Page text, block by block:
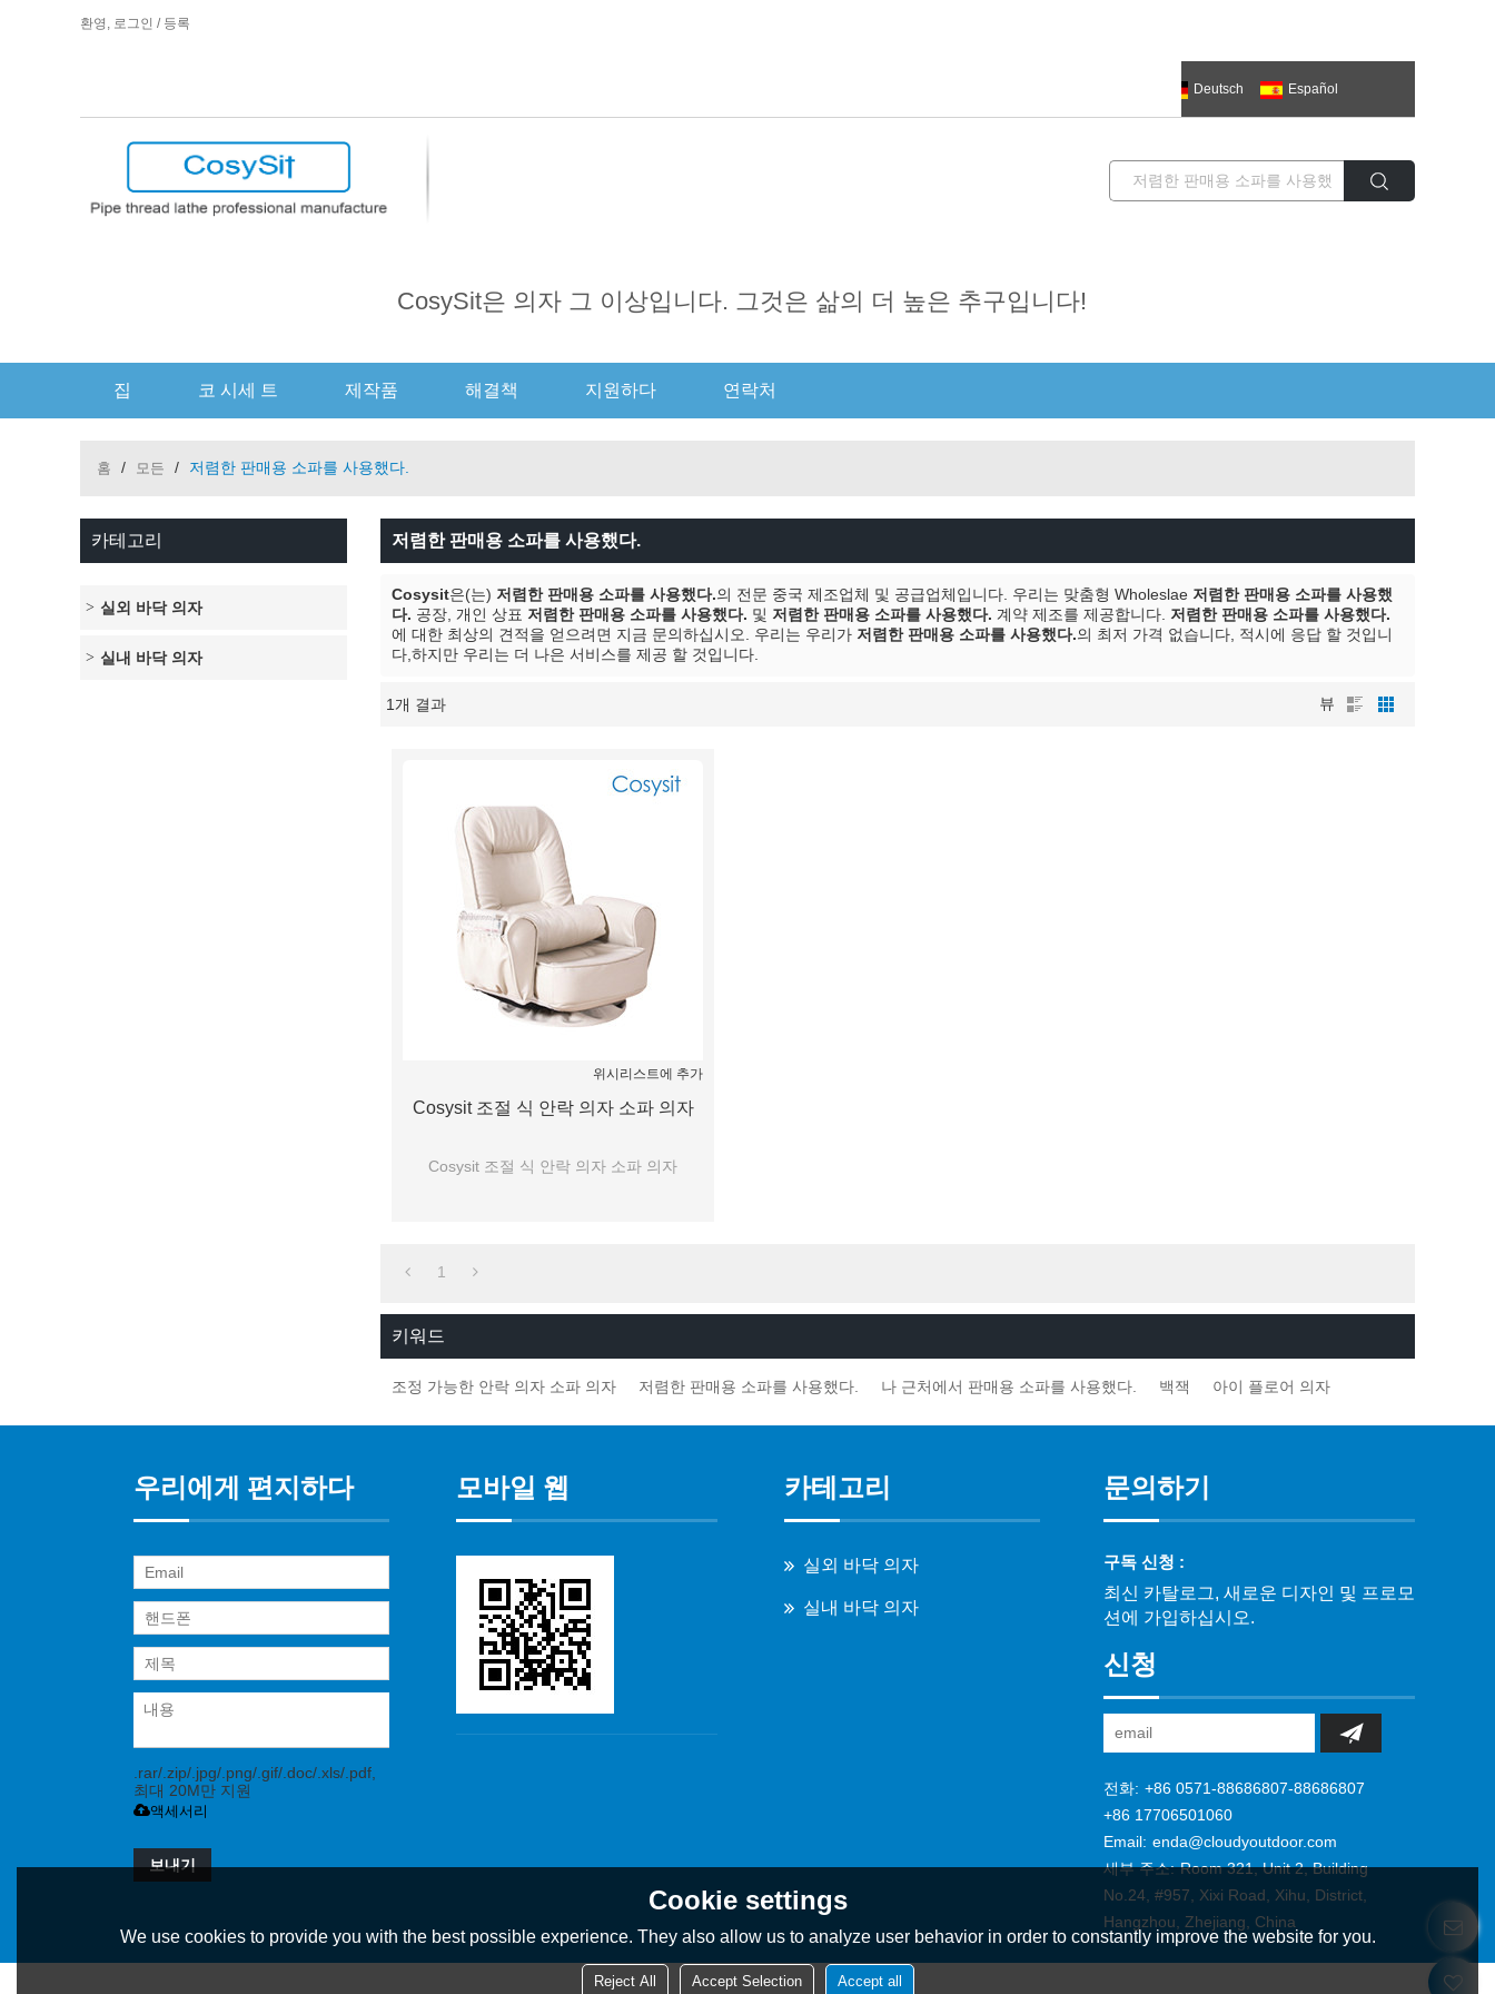
환영, 로그인 / 등록
Deutsch Español
CosySit은 의자 그 이상입니다. 그것은 삶의 더 높은 추구입니다!
집 코 시세 트 제작품 해결책 지원하다 연락처
홈 / 모든 / 저렴한 판매용 소파를 사용했다.
카테고리
실외 바닥 의자
실내 바닥 의자
저렴한 판매용 소파를 사용했다.
Cosysit은(는) 저렴한 판매용 소파를 사용했다.의 전문 중국 제조업체 및 공급업체입니다. 우리는 맞춤형 Wholeslae 저렴한 판매용 소파를 사용했
다. 공장, 개인 상표 저렴한 판매용 소파를 사용했다. 및 저렴한 판매용 소파를 사용했다. 계약 제조를 제공합니다. 저렴한 판매용 소파를 사용했다.
에 대한 최상의 견적을 얻으려면 지금 문의하십시오. 우리는 우리가 저렴한 판매용 소파를 사용했다.의 최저 가격 없습니다, 적시에 응답 할 것입니
다,하지만 우리는 더 나은 서비스를 제공 할 것입니다.
1개 결과 뷰
위시리스트에 추가
Cosysit 조절 식 안락 의자 소파 의자
Cosysit 조절 식 안락 의자 소파 의자
1
키워드
조정 가능한 안락 의자 소파 의자 저렴한 판매용 소파를 사용했다. 나 근처에서 판매용 소파를 사용했다. 백잭 아이 플로어 의자
우리에게 편지하다
.rar/.zip/.jpg/.png/.gif/.doc/.xls/.pdf,
최대 20M만 지원
액세서리
보내기
모바일 웹 카테고리
실외 바닥 의자
실내 바닥 의자
문의하기
구독 신청 :
최신 카탈로그, 새로운 디자인 및 프로모
션에 가입하십시오.
신청
전화: +86 0571-88686807-88686807
+86 17706501060
Email: enda@cloudyoutdoor.com
세부 주소: Room 321, Unit 2, Building
No.24, #957, Xixi Road, Xihu, District,
Hangzhou, Zhejiang, China
Cookie settings
We use cookies to provide you with the best possible experience. They also allow us to analyze user behavior in order to constantly improve the website for you.
Reject All Accept Selection Accept all